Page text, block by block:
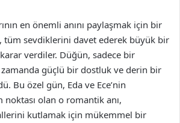
en önemli anını paylaşmak için bir
tüm sevdiklerini davet ederek büyük bir
verdiler. Düğün, sadece bir
güçlü bir dostluk ve derin bir
Bu özel gün, Eda ve Ece’nin
noktası olan o romantik anı,
kutlamak için mükemmel bir